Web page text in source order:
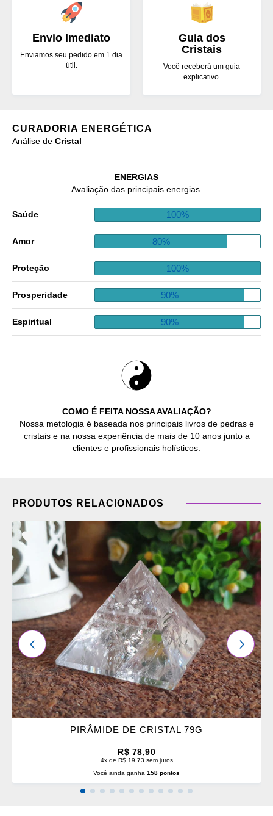
Envio Imediato
Enviamos seu pedido em 1 dia
útil.
Guia dos
Cristais
Você receberá um guia
explicativo.
CURADORIA ENERGÉTICA
Análise de Cristal
COMO É FEITA NOSSA AVALIAÇÃO?
Nossa metologia é baseada nos principais livros de pedras e
cristais e na nossa experiência de mais de 10 anos junto a
clientes e profissionais holísticos.
ENERGIAS
Avaliação das principais energias.
Saúde 100%
Amor 80%
Proteção 100%
Prosperidade 90%
Espiritual 90%
PRODUTOS RELACIONADOS
ADICIONAR
OS
FAVORITOS
PIRÂMIDE DE CRISTAL 79G
R$ 78,90
4x de R$ 19,73 sem juros
Você ainda ganha 158 pontos
ANTERIOR